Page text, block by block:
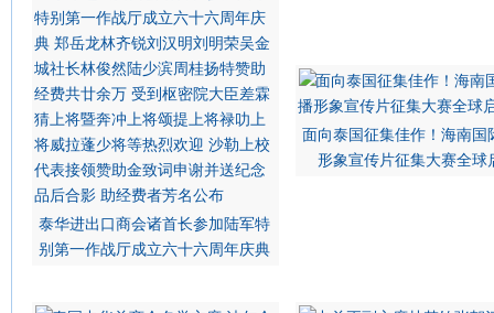
泰华进出口商会诸首长参加陆军特
别第一作战厅成立六十六周年庆典
面向泰国征集佳作！海南国
形象宣传片征集大赛全球